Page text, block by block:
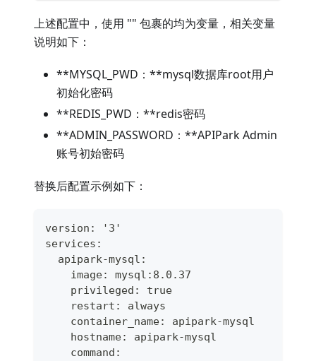
上述配置中，使用 "" 包裹的均为变量，相关变量
说明如下：
**MYSQL_PWD：**mysql数据库root用户
初始化密码
**REDIS_PWD：**redis密码
**ADMIN_PASSWORD：**APIPark Admin
账号初始密码
替换后配置示例如下：
version: '3'
services:
  apipark-mysql:
    image: mysql:8.0.37
    privileged: true
    restart: always
    container_name: apipark-mysql
    hostname: apipark-mysql
    command: